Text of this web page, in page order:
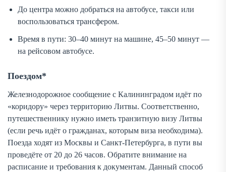
До центра можно добраться на автобусе, такси или
воспользоваться трансфером.
Время в пути: 30–40 минут на машине, 45–50 минут —
на рейсовом автобусе.
Поездом*
Железнодорожное сообщение с Калининградом идёт по
«коридору» через территорию Литвы. Соответственно,
путешественнику нужно иметь транзитную визу Литвы
(если речь идёт о гражданах, которым виза необходима).
Поезда ходят из Москвы и Санкт-Петербурга, в пути вы
проведёте от 20 до 26 часов. Обратите внимание на
расписание и требования к документам. Данный способ